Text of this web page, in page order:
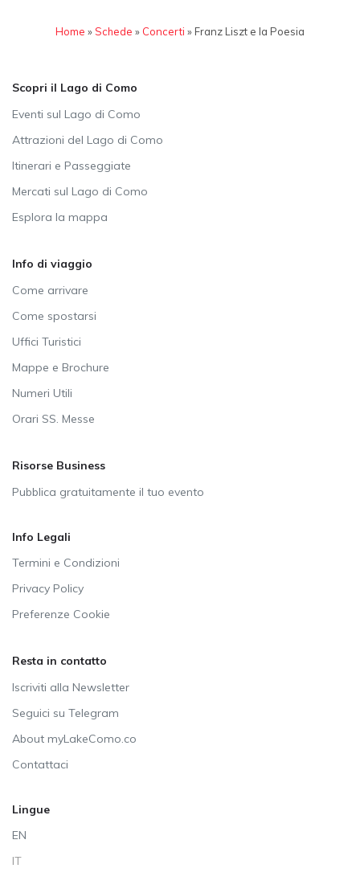
Home »Schede » Concerti » Franz Liszt e la Poesia
Scopri il Lago di Como
Eventi sul Lago di Como
Attrazioni del Lago di Como
Itinerari e Passeggiate
Mercati sul Lago di Como
Esplora la mappa
Info di viaggio
Come arrivare
Come spostarsi
Uffici Turistici
Mappe e Brochure
Numeri Utili
Orari SS. Messe
Risorse Business
Pubblica gratuitamente il tuo evento
Info Legali
Termini e Condizioni
Privacy Policy
Preferenze Cookie
Resta in contatto
Iscriviti alla Newsletter
Seguici su Telegram
About myLakeComo.co
Contattaci
Lingue
EN
IT